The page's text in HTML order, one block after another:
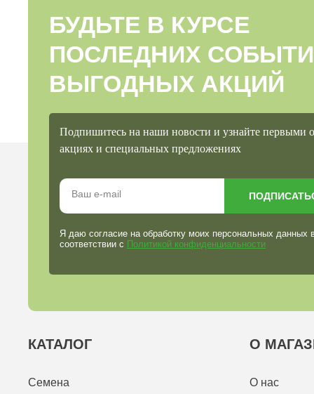
БУДЬТЕ В КУРСЕ
ПОСЛЕДНИХ
ВЫГОДНЫХ АКЦИЙ
Подпишитесь на наши новости и узнайте первыми
акциях и специальных предложениях
Я даю согласие на обработку моих персональных данных
соответствии с Политикой конфиденциальности
КАТАЛОГ
Семена
О
О нас